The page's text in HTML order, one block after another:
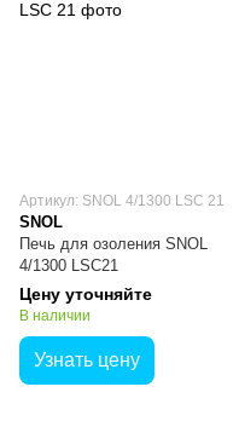
Артикул: SNOL 4/1300 LSC 21
SNOL
Печь для озоления SNOL
4/1300 LSC21
Цену уточняйте
В наличии
Узнать цену